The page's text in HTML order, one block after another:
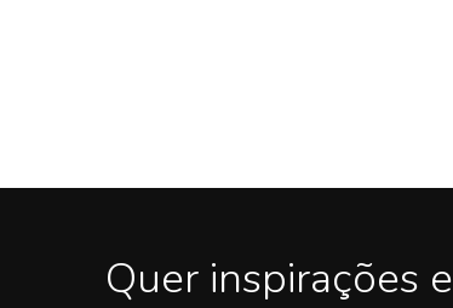
Quer inspirações e